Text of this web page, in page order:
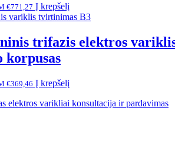
€771,27 Į krepšelį
trifazis elektros
korpusas
€369,46 Į krepšelį